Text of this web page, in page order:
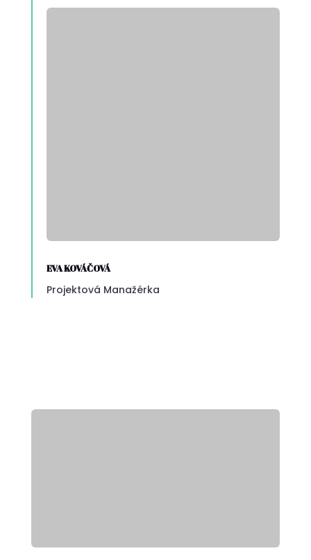
EVA KOVÁČOVÁ
Projektová Manažérka